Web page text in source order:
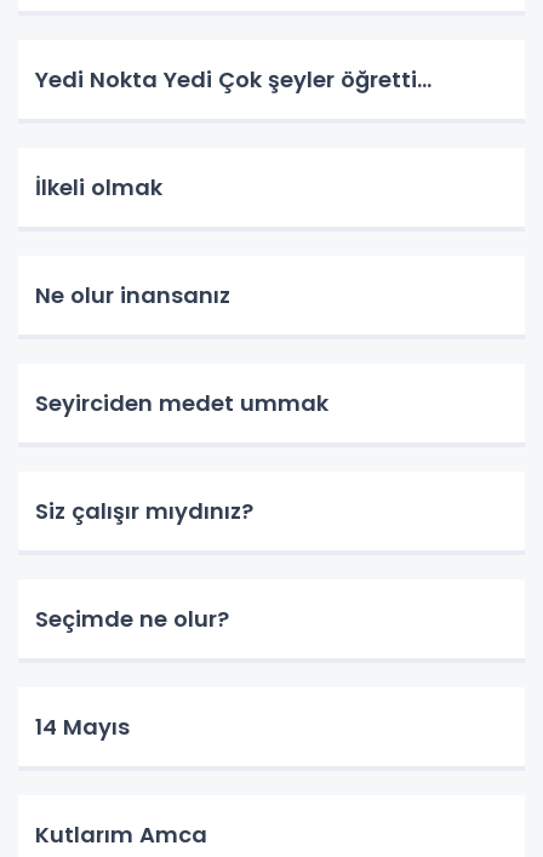
Yedi Nokta Yedi Çok şeyler öğretti…
İlkeli olmak
Ne olur inansanız
Seyirciden medet ummak
Siz çalışır mıydınız?
Seçimde ne olur?
14 Mayıs
Kutlarım Amca